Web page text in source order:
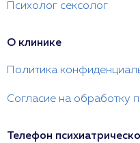
Психолог сексолог
О клинике
Политика
Согласие на обработку
Телефон